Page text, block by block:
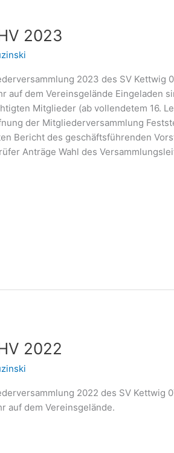
2023
2023 des SV Kettwig
auf dem Vereinsgelände Eingeladen
Mitglieder (ab vollendetem 16.
der Mitgliederversammlung
Bericht des geschäftsführenden
Anträge Wahl des
2022
2022 des SV Kettwig
auf dem Vereinsgelände.